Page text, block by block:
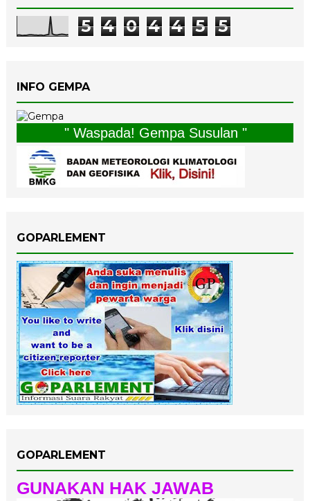
5 4 0 4 4 5 5
INFO GEMPA
" Waspada! Gempa Susulan "
GOPARLEMENT
GOPARLEMENT
GUNAKAN HAK JAWAB